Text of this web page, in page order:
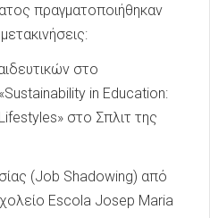
πραγματοποιήθηκαν
στο
in Education:
στο Σπλιτ της
(Job Shadowing) από
Escola Josep Maria